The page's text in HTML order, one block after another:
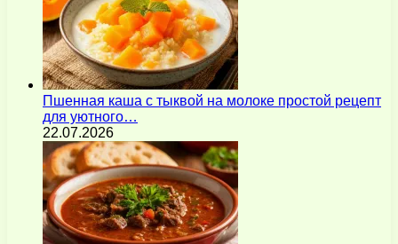
Пшенная каша с тыквой на молоке простой рецепт
для уютного…
22.07.2026